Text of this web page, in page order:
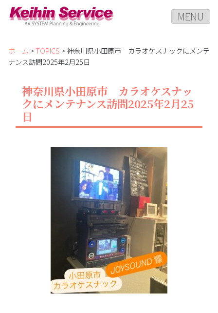
MENU
ホーム >TOPICS > 神奈川県小田原市 カラオケスナックにメンテ
ナンス訪問2025年2月25日
神奈川県小田原市 カラオケスナッ
クにメンテナンス訪問2025年2月25
日